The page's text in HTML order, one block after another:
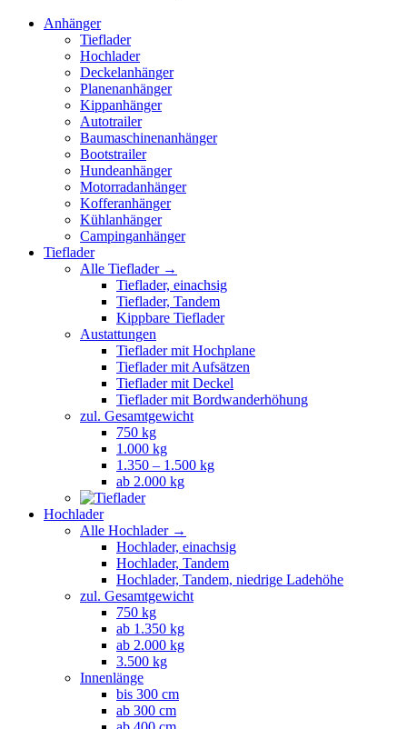
Anhänger
Tieflader
Hochlader
Deckelanhänger
Planenanhänger
Kippanhänger
Autotrailer
Baumaschinenanhänger
Bootstrailer
Hundeanhänger
Motorradanhänger
Kofferanhänger
Kühlanhänger
Campinganhänger
Tieflader
Alle Tieflader →
Tieflader, einachsig
Tieflader, Tandem
Kippbare Tieflader
Austattungen
Tieflader mit Hochplane
Tieflader mit Aufsätzen
Tieflader mit Deckel
Tieflader mit Bordwanderhöhung
zul. Gesamtgewicht
750 kg
1.000 kg
1.350 – 1.500 kg
ab 2.000 kg
Hochlader
Alle Hochlader →
Hochlader, einachsig
Hochlader, Tandem
Hochlader, Tandem, niedrige Ladehöhe
zul. Gesamtgewicht
750 kg
ab 1.350 kg
ab 2.000 kg
3.500 kg
Innenlänge
bis 300 cm
ab 300 cm